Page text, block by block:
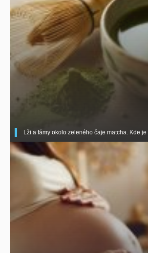
Lži a fámy okolo zeleného čaje matcha. Kde